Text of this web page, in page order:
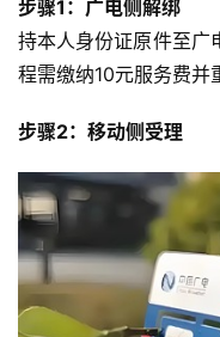
步骤1：广电侧解绑
持本人身份证原件至广
程需缴纳10元服务费并
步骤2：移动侧受理